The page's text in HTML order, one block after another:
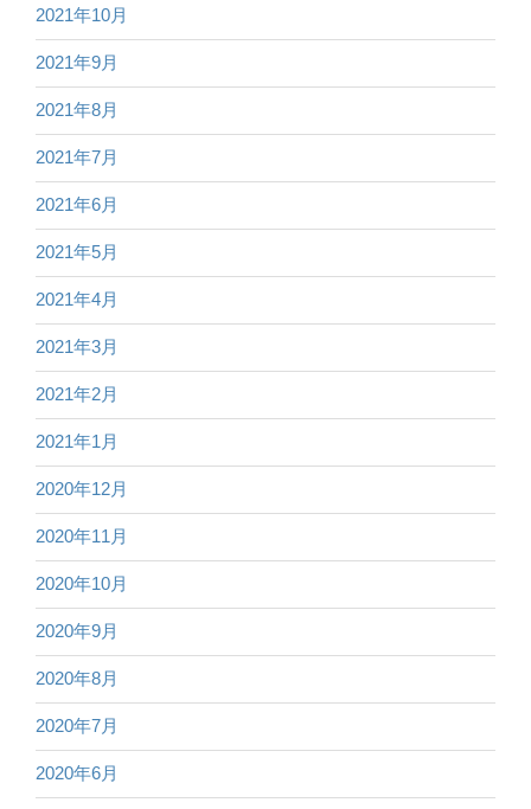
2021年10月
2021年9月
2021年8月
2021年7月
2021年6月
2021年5月
2021年4月
2021年3月
2021年2月
2021年1月
2020年12月
2020年11月
2020年10月
2020年9月
2020年8月
2020年7月
2020年6月